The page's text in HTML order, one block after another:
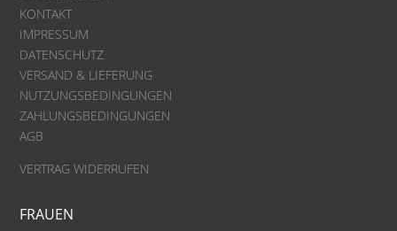
KONTAKT
IMPRESSUM
DATENSCHUTZ
VERSAND & LIEFERUNG
NUTZUNGSBEDINGUNGEN
ZAHLUNGSBEDINGUNGEN
AGB
VERTRAG WIDERRUFEN
FRAUEN